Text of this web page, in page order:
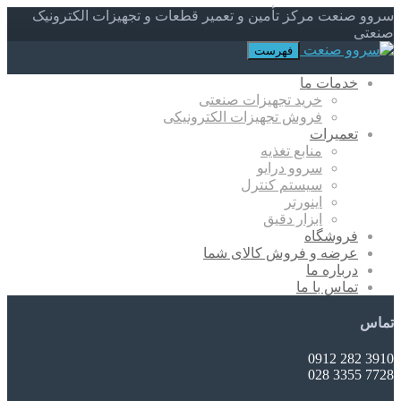
سروو صنعت مرکز تأمین و تعمیر قطعات و تجهیزات الکترونیک
صنعتی
فهرست
خدمات ما
خرید تجهیزات صنعتی
فروش تجهیزات الکترونیکی
تعمیرات
منابع تغذیه
سروو درایو
سیستم کنترل
اینورتر
ابزار دقیق
فروشگاه
عرضه و فروش کالای شما
درباره ما
تماس با ما
تماس
3910 282 0912
7728 3355 028